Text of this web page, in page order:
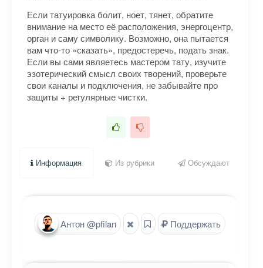
Если татуировка болит, ноет, тянет, обратите
внимание на место её расположения, энергоцентр,
орган и саму символику. Возможно, она пытается
вам что-то «сказать», предостеречь, подать знак.
Если вы сами являетесь мастером тату, изучите
эзотерический смысл своих творений, проверьте
свои каналы и подключения, не забывайте про
защиты + регулярные чистки.
Информация Из рубрики Обсуждают
Антон @pfilan Поддержать